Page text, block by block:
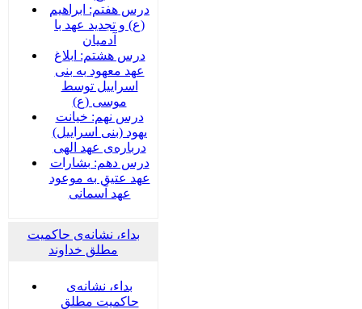
درس هفتم: ابراهیم
(ع) و تجدید عهد با
آدمیان
درس هشتم: ابلاغ
عهد معهود به بنی
اسراییل توسط
موسی (ع)
درس نهم: خیانت
یهود (بنی اسراییل)
درباره‌ی عهد الهی
درس دهم: بشارات
عهد عتیق به موعود
عهد آسمانی
بداء، نشانه‌ی حاکمیت
مطلق خداوند
بداء، نشانه‌ی
حاکمیت مطلق